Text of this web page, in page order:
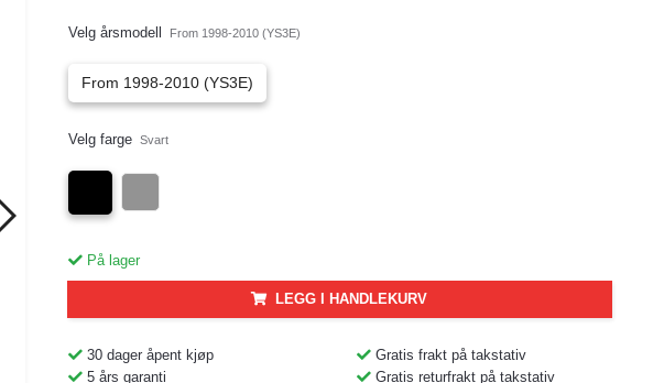
Velg årsmodell From 1998-2010 (YS3E)
From 1998-2010 (YS3E)
Velg farge Svart
På lager
LEGG I HANDLEKURV
30 dager åpent kjøp
Gratis frakt på takstativ
5 års garanti
Gratis returfrakt på takstativ